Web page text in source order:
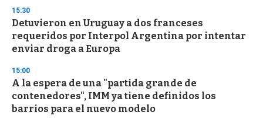
3
s
c
o
d
s
15:30
Detuvieron en Uruguay a dos franceses
requeridos por Interpol Argentina por intentar
enviar droga a Europa
15:00
A la espera de una "partida grande de
contenedores", IMM ya tiene definidos los
barrios para el nuevo modelo